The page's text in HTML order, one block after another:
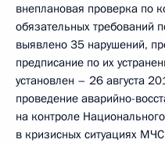
внеплановая проверка по
обязательных требований
выявлено 35 нарушений,
предписание по их
установлен – 26 августа
проведение аварийно-
на контроле
в кризисных ситуациях